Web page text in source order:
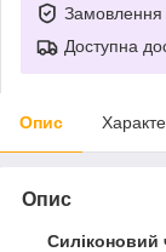
Замовлення
Доступна
Опис
Опис
Силіконовий